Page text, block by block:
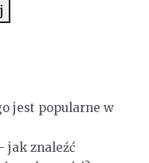
jest popularne w
jak znaleźć